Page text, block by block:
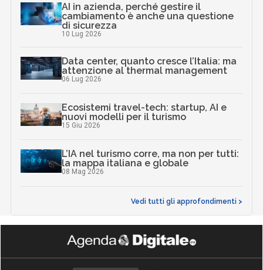
AI in azienda, perché gestire il
cambiamento è anche una questione
di sicurezza
10 Lug 2026
Data center, quanto cresce l’Italia: ma
attenzione al thermal management
06 Lug 2026
Ecosistemi travel-tech: startup, AI e
nuovi modelli per il turismo
15 Giu 2026
L’IA nel turismo corre, ma non per tutti:
la mappa italiana e globale
08 Mag 2026
Vedi tutti gli approfondimenti >